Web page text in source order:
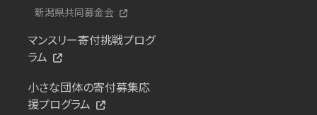
新潟県共同募金会
マンスリー寄付挑戦プログ
ラム
小さな団体の寄付募集応
援プログラム